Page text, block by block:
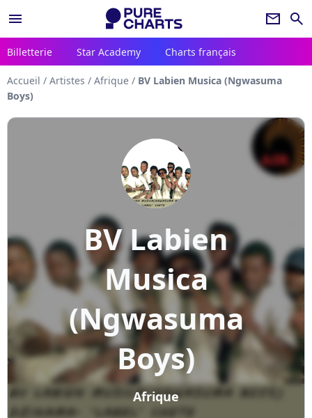
menu newsletter search
Billetterie Star Academy Charts français
Accueil / Artistes / Afrique / BV Labien Musica (Ngwasuma
Boys)
BV Labien
Musica
(Ngwasuma
Boys)
Afrique